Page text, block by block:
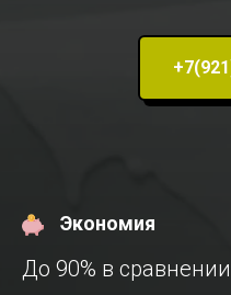
Экономия
До 90% в